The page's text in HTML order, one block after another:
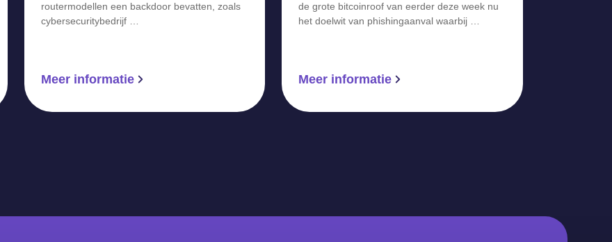
routermodellen een backdoor bevatten, zoals
cybersecuritybedrijf …
Meer informatie
de grote bitcoinroof van eerder deze week nu
het doelwit van phishingaanval waarbij …
Meer informatie